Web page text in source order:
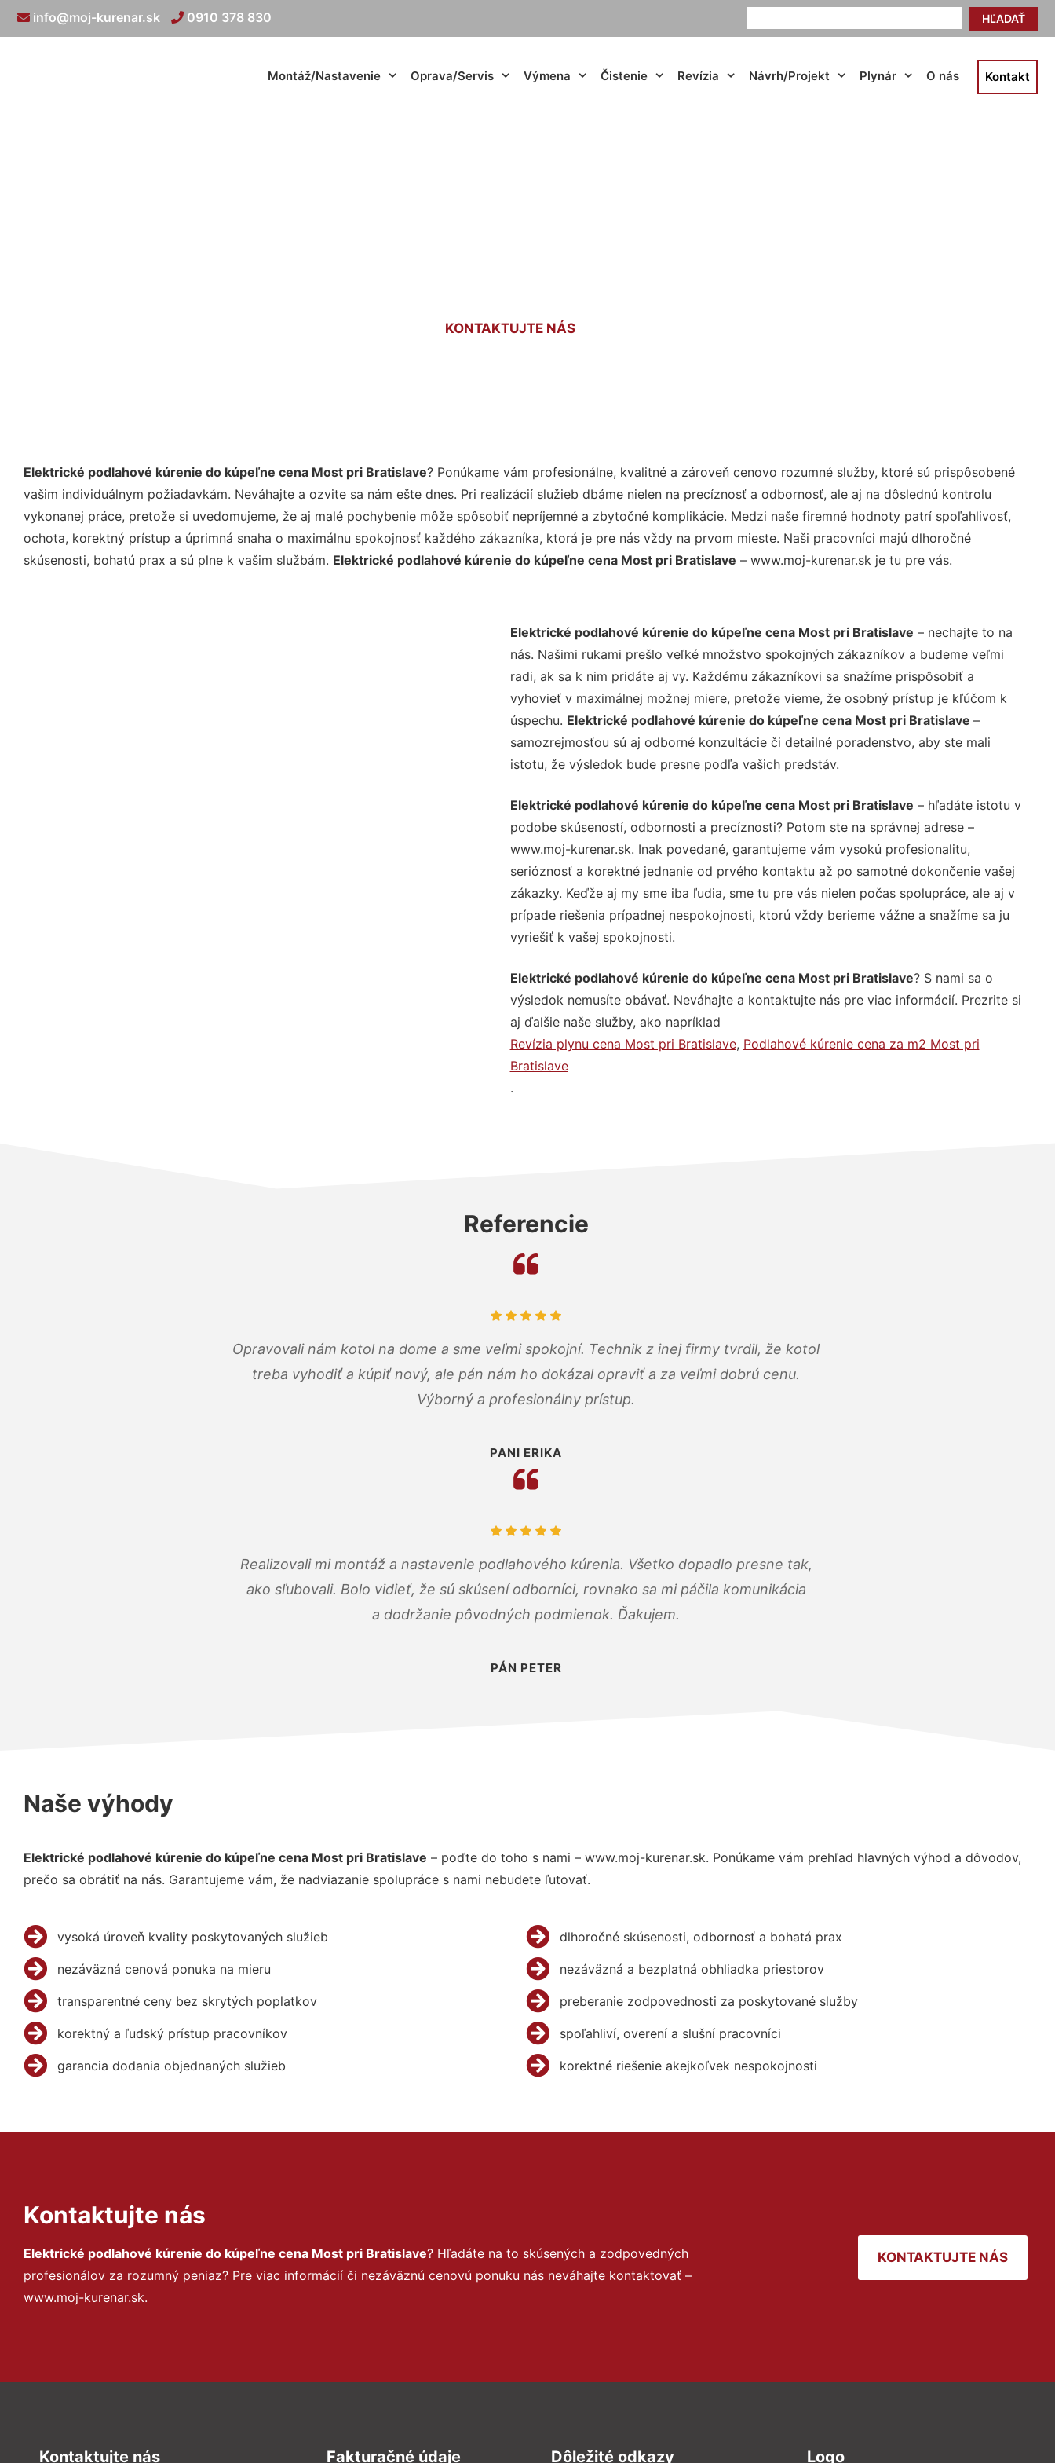
HĽADAŤ
info@moj-kurenar.sk 0910 378 830
Montáž/Nastavenie Oprava/Servis Výmena Čistenie Revízia Návrh/Projekt Plynár O nás Kontakt
KONTAKTUJTE NÁS
Elektrické podlahové kúrenie do kúpeľne cena Most pri Bratislave? Ponúkame vám profesionálne, kvalitné a zároveň cenovo rozumné služby, ktoré sú prispôsobené
vašim individuálnym požiadavkám. Neváhajte a ozvite sa nám ešte dnes. Pri realizácií služieb dbáme nielen na precíznosť a odbornosť, ale aj na dôslednú kontrolu
vykonanej práce, pretože si uvedomujeme, že aj malé pochybenie môže spôsobiť nepríjemné a zbytočné komplikácie. Medzi naše firemné hodnoty patrí spoľahlivosť,
ochota, korektný prístup a úprimná snaha o maximálnu spokojnosť každého zákazníka, ktorá je pre nás vždy na prvom mieste. Naši pracovníci majú dlhoročné
skúsenosti, bohatú prax a sú plne k vašim službám. Elektrické podlahové kúrenie do kúpeľne cena Most pri Bratislave – www.moj-kurenar.sk je tu pre vás.
Elektrické podlahové kúrenie do kúpeľne cena Most pri Bratislave – nechajte to na
nás. Našimi rukami prešlo veľké množstvo spokojných zákazníkov a budeme veľmi
radi, ak sa k nim pridáte aj vy. Každému zákazníkovi sa snažíme prispôsobiť a
vyhovieť v maximálnej možnej miere, pretože vieme, že osobný prístup je kľúčom k
úspechu. Elektrické podlahové kúrenie do kúpeľne cena Most pri Bratislave –
samozrejmosťou sú aj odborné konzultácie či detailné poradenstvo, aby ste mali
istotu, že výsledok bude presne podľa vašich predstáv.
Elektrické podlahové kúrenie do kúpeľne cena Most pri Bratislave – hľadáte istotu v
podobe skúseností, odbornosti a precíznosti? Potom ste na správnej adrese –
www.moj-kurenar.sk. Inak povedané, garantujeme vám vysokú profesionalitu,
serióznosť a korektné jednanie od prvého kontaktu až po samotné dokončenie vašej
zákazky. Keďže aj my sme iba ľudia, sme tu pre vás nielen počas spolupráce, ale aj v
prípade riešenia prípadnej nespokojnosti, ktorú vždy berieme vážne a snažíme sa ju
vyriešiť k vašej spokojnosti.
Elektrické podlahové kúrenie do kúpeľne cena Most pri Bratislave? S nami sa o
výsledok nemusíte obávať. Neváhajte a kontaktujte nás pre viac informácií. Prezrite si
aj ďalšie naše služby, ako napríklad
Revízia plynu cena Most pri Bratislave, Podlahové kúrenie cena za m2 Most pri
Bratislave
.
Referencie
Opravovali nám kotol na dome a sme veľmi spokojní. Technik z inej firmy tvrdil, že kotol
treba vyhodiť a kúpiť nový, ale pán nám ho dokázal opraviť a za veľmi dobrú cenu.
Výborný a profesionálny prístup.
PANI ERIKA
Realizovali mi montáž a nastavenie podlahového kúrenia. Všetko dopadlo presne tak,
ako sľubovali. Bolo vidieť, že sú skúsení odborníci, rovnako sa mi páčila komunikácia
a dodržanie pôvodných podmienok. Ďakujem.
PÁN PETER
Naše výhody
Elektrické podlahové kúrenie do kúpeľne cena Most pri Bratislave – poďte do toho s nami – www.moj-kurenar.sk. Ponúkame vám prehľad hlavných výhod a dôvodov,
prečo sa obrátiť na nás. Garantujeme vám, že nadviazanie spolupráce s nami nebudete ľutovať.
vysoká úroveň kvality poskytovaných služieb
nezáväzná cenová ponuka na mieru
transparentné ceny bez skrytých poplatkov
korektný a ľudský prístup pracovníkov
garancia dodania objednaných služieb
dlhoročné skúsenosti, odbornosť a bohatá prax
nezáväzná a bezplatná obhliadka priestorov
preberanie zodpovednosti za poskytované služby
spoľahliví, overení a slušní pracovníci
korektné riešenie akejkoľvek nespokojnosti
Kontaktujte nás
Elektrické podlahové kúrenie do kúpeľne cena Most pri Bratislave? Hľadáte na to skúsených a zodpovedných
profesionálov za rozumný peniaz? Pre viac informácií či nezáväznú cenovú ponuku nás neváhajte kontaktovať –
www.moj-kurenar.sk.
KONTAKTUJTE NÁS
Kontaktujte nás Fakturačné údaje Dôležité odkazy Logo